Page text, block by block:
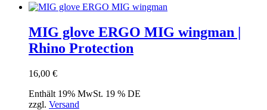
MIG glove ERGO MIG wingman |
Rhino Protection
16,00 €
Enthält 19% MwSt. 19 % DE
zzgl. Versand